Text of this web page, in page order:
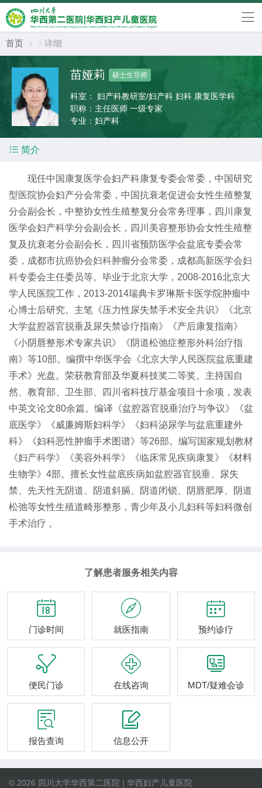
首页   详细
苗娅莉 硕士生导师
科室：
妇产科教研室/妇产科 妇科 康复医学科
职称： 主任医师 一级专家
专业： 妇产科
 简介
现任中国康复医学会妇产科康复专委会常委，中国研究
型医院协会妇产分会常委，中国抗衰老促进会女性生殖整复
分会副会长，中整协女性生殖整复分会常务理事，四川康复
医学会妇产科学分会副会长，四川美容整形协会女性生殖整
复及抗衰老分会副会长，四川省预防医学会盆底专委会常
委，成都市抗癌协会妇科肿瘤分会常委，成都高新医学会妇
科专委会主任委员等。毕业于北京大学，2008-2016北京大
学人民医院工作，2013-2014瑞典卡罗琳斯卡医学院肿瘤中
心博士后研究。主笔《压力性尿失禁手术安全共识》《北京
大学盆腔器官脱垂及尿失禁诊疗指南》《产后康复指南》
《小阴唇整形术专家共识》《阴道松弛症整形外科治疗指
南》等10部。编撰中华医学会《北京大学人民医院盆底重建
手术》光盘。荣获教育部及华夏科技奖二等奖。主持国自
然、教育部、卫生部、四川省科技厅基金项目十余项，发表
中英文论文80余篇。编译《盆腔器官脱垂治疗与争议》《盆
底医学》《威廉姆斯妇科学》《妇科泌尿学与盆底重建外
科》《妇科恶性肿瘤手术图谱》等26部。编写国家规划教材
《妇产科学》《美容外科学》《临床常见疾病康复》《材料
生物学》4部。擅长女性盆底疾病如盆腔器官脱垂、尿失
禁、先天性无阴道、阴道斜膈、阴道闭锁、阴唇肥厚、阴道
松弛等女性生殖道畸形整形，青少年及小儿妇科等妇科微创
手术治疗 。
了解患者服务相关内容

门诊时间

就医指南

预约诊疗

便民门诊

在线咨询

MDT/疑难会诊

报告查询

信息公开
© 2026 四川大学华西第二医院 | 华西妇产儿童医院